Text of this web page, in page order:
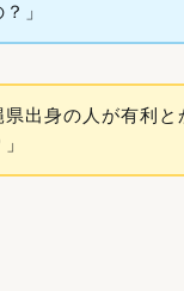
」
県出身の人が有利